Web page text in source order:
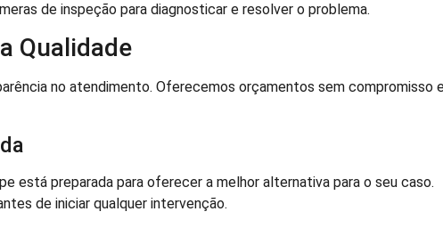
de inspeção para diagnosticar e resolver o problema.
Qualidade
no atendimento. Oferecemos orçamentos sem compromisso
está preparada para oferecer a melhor alternativa para o seu caso.
de iniciar qualquer intervenção.